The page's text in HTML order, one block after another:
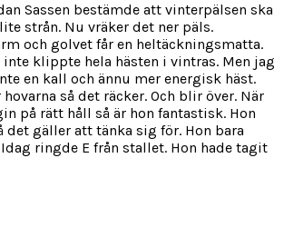
Sassen bestämde att vinterpälsen ska
strån. Nu vräker det ner päls.
och golvet får en heltäckningsmatta.
klippte hela hästen i vintras. Men jag
en kall och ännu mer energisk häst.
så det räcker. Och blir över. När
på rätt håll så är hon fantastisk. Hon
gäller att tänka sig för. Hon bara
ringde E från stallet. Hon hade tagit